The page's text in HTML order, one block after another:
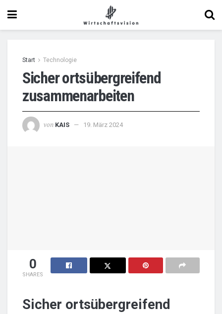
Start Technologie
Sicher ortsübergreifend
zusammenarbeiten
von KAIS 19. März 2024
0
SHARES
Sicher ortsübergreifend